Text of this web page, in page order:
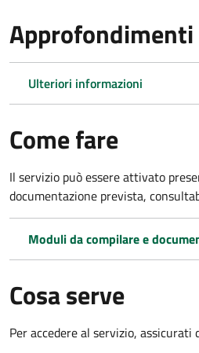
Approfondimenti
Ulteriori informazioni
Come fare
Il servizio può essere attivato
documentazione prevista,
Moduli da compilare e
Cosa serve
Per accedere al servizio, assicurati